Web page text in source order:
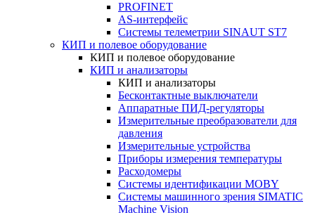
PROFINET
AS-интерфейс
Системы телеметрии SINAUT ST7
КИП и полевое оборудование
КИП и полевое оборудование
КИП и анализаторы
КИП и анализаторы
Бесконтактные выключатели
Аппаратные ПИД-регуляторы
Измерительные преобразователи для
давления
Измерительные устройства
Приборы измерения температуры
Расходомеры
Системы идентификации MOBY
Системы машинного зрения SIMATIC
Machine Vision